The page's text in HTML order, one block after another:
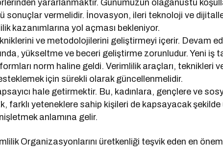
yararlanmaktır. Günümüzün olağanüstü
sonuçlar vermelidir. İnovasyon, ileri teknoloji ve
kazanımlarına yol açması bekleniyor.
ve metodolojilerini geliştirmeyi içerir. Devam
yükseltme ve beceri geliştirme zorunludur. Yeni iş
norm haline geldi. Verimlilik araçları, teknikleri
için sürekli olarak güncellenmelidir.
hale getirmektir. Bu, kadınlara, gençlere ve
farklı yeteneklere sahip kişileri de kapsayacak şekilde
anlamına gelir.
Organizasyonlarını üretkenliği teşvik eden en